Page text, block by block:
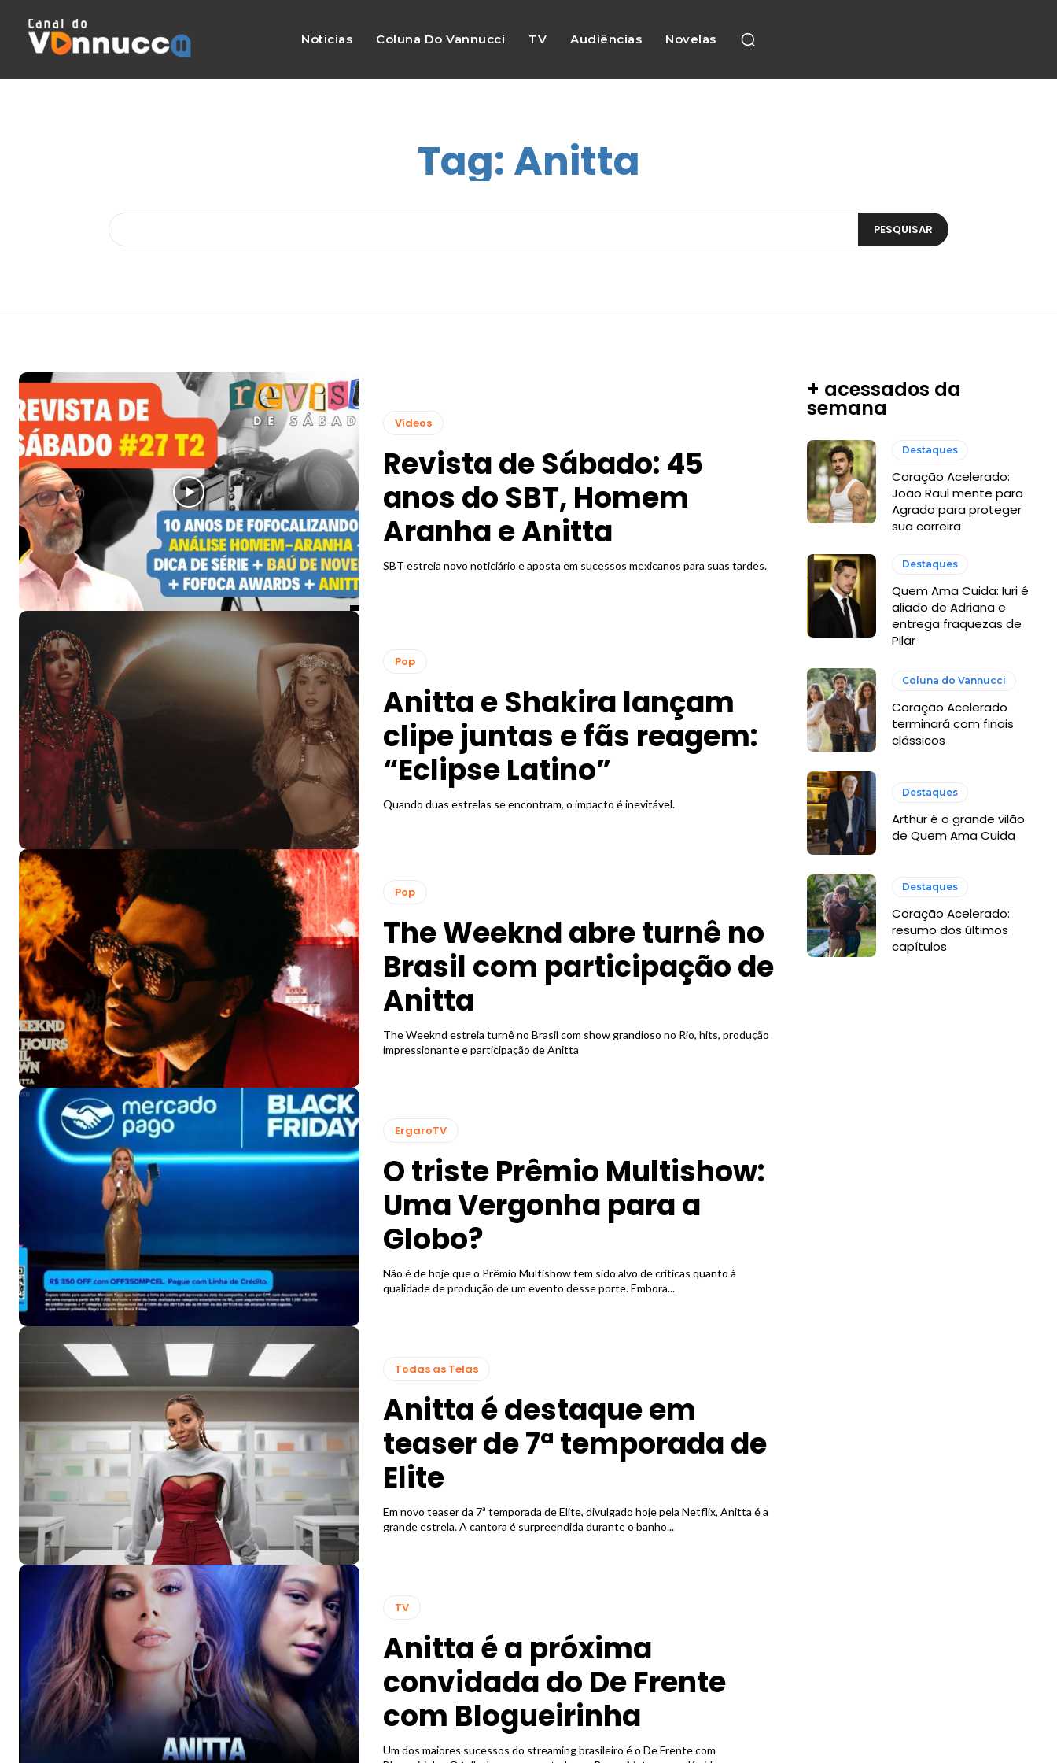
Notícias Coluna Do Vannucci TV Audiências Novelas
Tag: Anitta
PESQUISAR
Vídeos
Revista de Sábado: 45
anos do SBT, Homem
Aranha e Anitta
SBT estreia novo noticiário e aposta em sucessos mexicanos para suas tardes.
Pop
Anitta e Shakira lançam
clipe juntas e fãs reagem:
“Eclipse Latino”
Quando duas estrelas se encontram, o impacto é inevitável.
Pop
The Weeknd abre turnê no
Brasil com participação de
Anitta
The Weeknd estreia turnê no Brasil com show grandioso no Rio, hits, produção
impressionante e participação de Anitta
ErgaroTV
O triste Prêmio Multishow:
Uma Vergonha para a
Globo?
Não é de hoje que o Prêmio Multishow tem sido alvo de críticas quanto à
qualidade de produção de um evento desse porte. Embora...
Todas as Telas
Anitta é destaque em
teaser de 7ª temporada de
Elite
Em novo teaser da 7ª temporada de Elite, divulgado hoje pela Netflix, Anitta é a
grande estrela. A cantora é surpreendida durante o banho...
TV
Anitta é a próxima
convidada do De Frente
com Blogueirinha
Um dos maiores sucessos do streaming brasileiro é o De Frente com
+ acessados da
semana
Destaques
Coração Acelerado:
João Raul mente para
Agrado para proteger
sua carreira
Destaques
Quem Ama Cuida: Iuri é
aliado de Adriana e
entrega fraquezas de
Pilar
Coluna do Vannucci
Coração Acelerado
terminará com finais
clássicos
Destaques
Arthur é o grande vilão
de Quem Ama Cuida
Destaques
Coração Acelerado:
resumo dos últimos
capítulos